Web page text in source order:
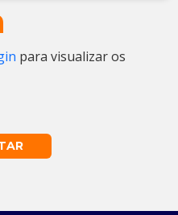
para visualizar os